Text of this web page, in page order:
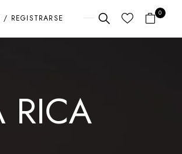
REGISTRARSE
0
RICA